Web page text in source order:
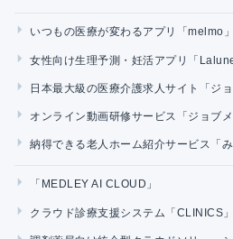
いつもの医療が変わるアプリ「melmo」
女性向け生理予測・妊活アプリ「
日本最大級の医療介護求人サイト「ジョ
オンライン動画研修サービス「ジョブ
納得できる老人ホーム紹介サービス「み
「MEDLEY AI CLOUD」
クラウド診療支援システム「CLINICS」